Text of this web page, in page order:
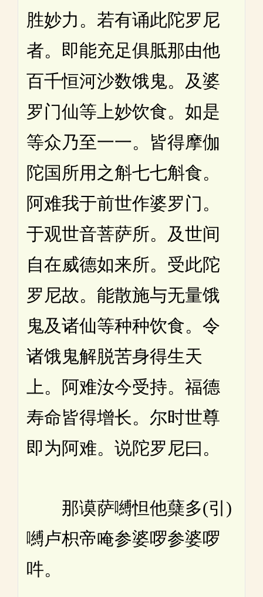
胜妙力。若有诵此陀罗尼
者。即能充足俱胝那由他
百千恒河沙数饿鬼。及婆
罗门仙等上妙饮食。如是
等众乃至一一。皆得摩伽
陀国所用之斛七七斛食。
阿难我于前世作婆罗门。
于观世音菩萨所。及世间
自在威德如来所。受此陀
罗尼故。能散施与无量饿
鬼及诸仙等种种饮食。令
诸饿鬼解脱苦身得生天
上。阿难汝今受持。福德
寿命皆得增长。尔时世尊
即为阿难。说陀罗尼曰。
那谟萨嚩怛他蘖多(引)
嚩卢枳帝唵参婆啰参婆啰
吽。